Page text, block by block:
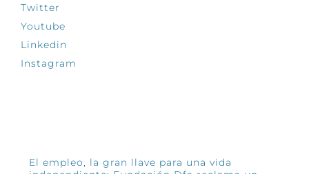
Twitter
Youtube
Linkedin
Instagram
El empleo, la gran llave para una vida